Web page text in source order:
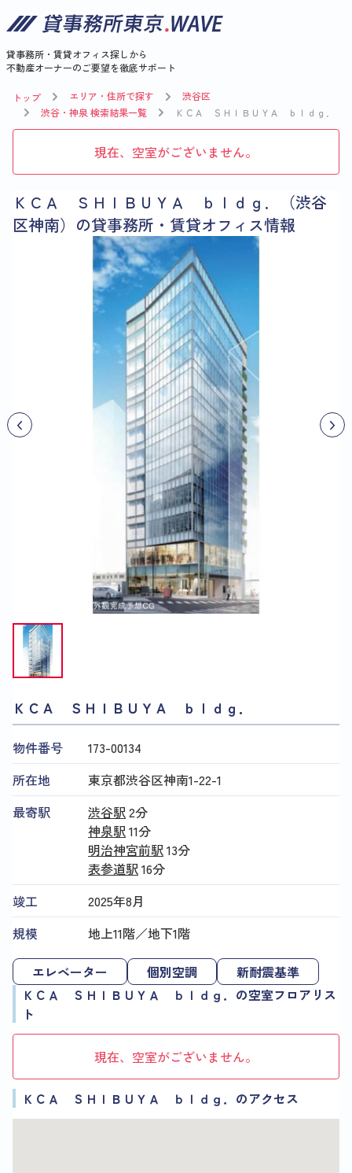
貸事務所・賃貸オフィス探しから
不動産オーナーのご要望を徹底サポート
トップ エリア・住所で探す
渋谷区
渋谷・神泉 検索結果一覧
ＫＣＡ ＳＨＩＢＵＹＡ ｂｌｄｇ．
現在、空室がございません。
ＫＣＡ ＳＨＩＢＵＹＡ ｂｌｄｇ．（渋谷
区神南）の貸事務所・賃貸オフィス情報
ＫＣＡ ＳＨＩＢＵＹＡ ｂｌｄｇ．
物件番号
173​-​00134
所在地
東京都渋谷区神南1-22-1
最寄駅
渋谷駅2分
神泉駅11分
明治神宮前駅13分
表参道駅16分
竣工
2025年8月
規模
地上11階／地下1階
エレベーター 個別空調
新耐震基準
ＫＣＡ ＳＨＩＢＵＹＡ ｂｌｄｇ．の空室フロアリス
ト
現在、空室がございません。
ＫＣＡ ＳＨＩＢＵＹＡ ｂｌｄｇ．のアクセス